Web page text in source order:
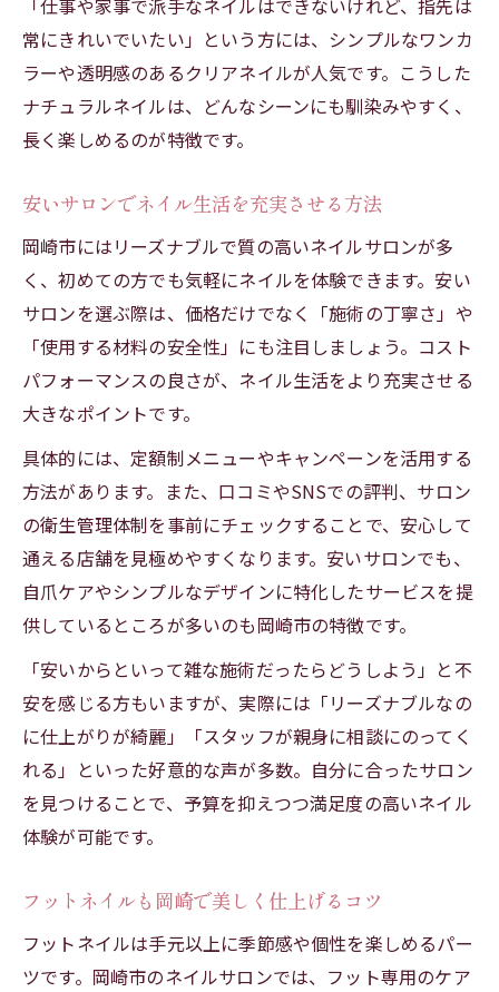
「仕事や家事で派手なネイルはできないけれど、指先は
常にきれいでいたい」という方には、シンプルなワンカ
ラーや透明感のあるクリアネイルが人気です。こうした
ナチュラルネイルは、どんなシーンにも馴染みやすく、
長く楽しめるのが特徴です。
安いサロンでネイル生活を充実させる方法
岡崎市にはリーズナブルで質の高いネイルサロンが多
く、初めての方でも気軽にネイルを体験できます。安い
サロンを選ぶ際は、価格だけでなく「施術の丁寧さ」や
「使用する材料の安全性」にも注目しましょう。コスト
パフォーマンスの良さが、ネイル生活をより充実させる
大きなポイントです。
具体的には、定額制メニューやキャンペーンを活用する
方法があります。また、口コミやSNSでの評判、サロン
の衛生管理体制を事前にチェックすることで、安心して
通える店舗を見極めやすくなります。安いサロンでも、
自爪ケアやシンプルなデザインに特化したサービスを提
供しているところが多いのも岡崎市の特徴です。
「安いからといって雑な施術だったらどうしよう」と不
安を感じる方もいますが、実際には「リーズナブルなの
に仕上がりが綺麗」「スタッフが親身に相談にのってく
れる」といった好意的な声が多数。自分に合ったサロン
を見つけることで、予算を抑えつつ満足度の高いネイル
体験が可能です。
フットネイルも岡崎で美しく仕上げるコツ
フットネイルは手元以上に季節感や個性を楽しめるパー
ツです。岡崎市のネイルサロンでは、フット専用のケア